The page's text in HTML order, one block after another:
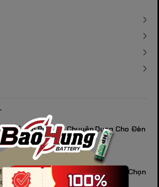
Chỉ Bán Pin AG3 Chuyên Dụng Cho Đèn
Đồ Chơi Trẻ Em
Pin AG10 Cho Đồng Hồ: Cách Lựa Chọn
Pin Phù Hợp Và Bền Bỉ